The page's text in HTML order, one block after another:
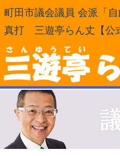
町田市議会議員 会派「
真打 三遊亭らん丈【公